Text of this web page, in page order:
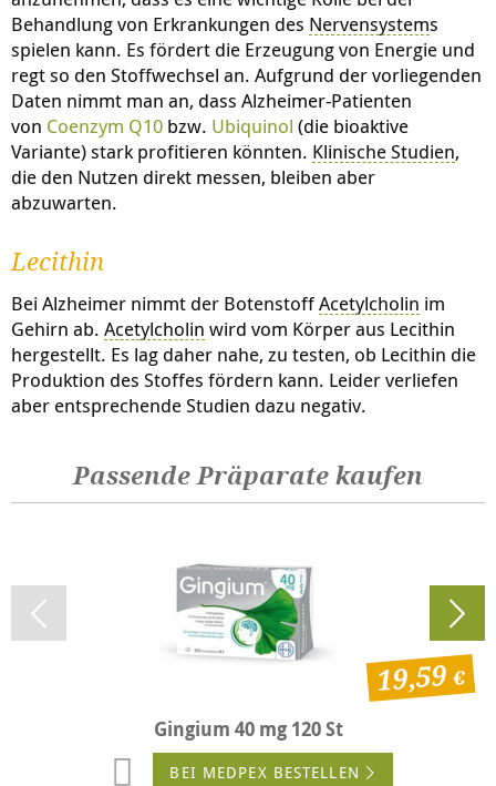
Behandlung von Erkrankungen des Nervensystems
spielen kann. Es fördert die Erzeugung von Energie und
regt so den Stoffwechsel an. Aufgrund der vorliegenden
Daten nimmt man an, dass Alzheimer-Patienten
von Coenzym Q10 bzw. Ubiquinol (die bioaktive
Variante) stark profitieren könnten. Klinische Studien,
die den Nutzen direkt messen, bleiben aber
abzuwarten.
Lecithin
Bei Alzheimer nimmt der BotenstoffAcetylcholin im
Gehirn ab. Acetylcholin wird vom Körper aus Lecithin
hergestellt. Es lag daher nahe, zu testen, ob Lecithin die
Produktion des Stoffes fördern kann. Leider verliefen
aber entsprechende Studien dazu negativ.
Passende Präparate kaufen
Gingium 40 mg 120 St
19,59
BEI MEDPEX BESTELLEN